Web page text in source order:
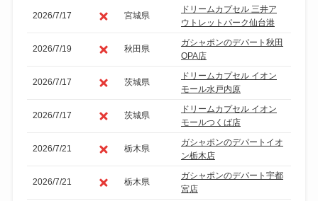
2026/7/17 宮城県
ドリームカプセル 三井ア
ウトレットパーク仙台港
2026/7/19 秋田県
ガシャポンのデパート秋田
OPA店
2026/7/17 茨城県
ドリームカプセル イオン
モール水戸内原
2026/7/17 茨城県
ドリームカプセル イオン
モールつくば店
2026/7/21 栃木県
ガシャポンのデパートイオ
ン栃木店
2026/7/21 栃木県
ガシャポンのデパート宇都
宮店